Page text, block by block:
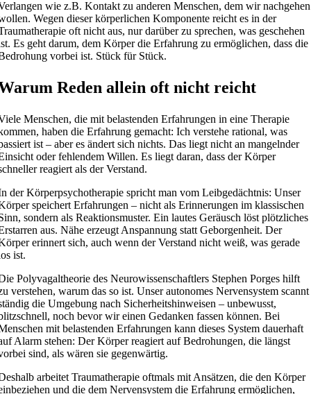
wie z.B. Kontakt zu anderen Menschen, dem wir nachgehen
Wegen dieser körperlichen Komponente reicht es in der
oft nicht aus, nur darüber zu sprechen, was geschehen
Es geht darum, dem Körper die Erfahrung zu ermöglichen, dass die
vorbei ist. Stück für Stück.
Reden allein oft nicht reicht
Menschen, die mit belastenden Erfahrungen in eine Therapie
haben die Erfahrung gemacht: Ich verstehe rational, was
ist – aber es ändert sich nichts. Das liegt nicht an mangelnder
oder fehlendem Willen. Es liegt daran, dass der Körper
reagiert als der Verstand.
der Körperpsychotherapie spricht man vom Leibgedächtnis: Unser
speichert Erfahrungen – nicht als Erinnerungen im klassischen
sondern als Reaktionsmuster. Ein lautes Geräusch löst plötzliches
aus. Nähe erzeugt Anspannung statt Geborgenheit. Der
erinnert sich, auch wenn der Verstand nicht weiß, was gerade
ist.
Polyvagaltheorie des Neurowissenschaftlers Stephen Porges hilft
verstehen, warum das so ist. Unser autonomes Nervensystem scannt
die Umgebung nach Sicherheitshinweisen – unbewusst,
noch bevor wir einen Gedanken fassen können. Bei
mit belastenden Erfahrungen kann dieses System dauerhaft
Alarm stehen: Der Körper reagiert auf Bedrohungen, die längst
sind, als wären sie gegenwärtig.
arbeitet Traumatherapie oftmals mit Ansätzen, die den Körper
und die dem Nervensystem die Erfahrung ermöglichen,